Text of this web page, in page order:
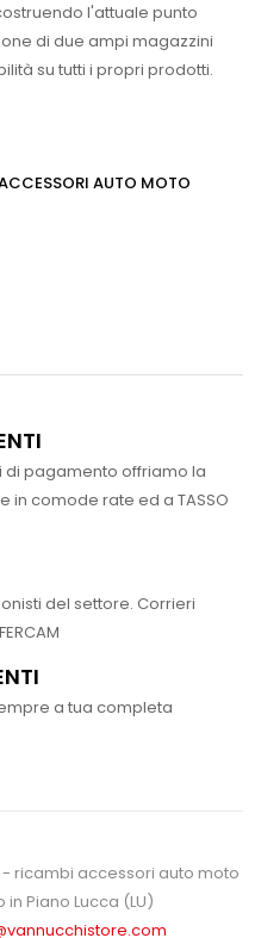
l'attuale punto
di due ampi magazzini
su tutti i propri prodotti.
AUTO MOTO
di pagamento offriamo la
in comode rate ed a TASSO
del settore. Corrieri
a tua completa
ricambi accessori auto moto
Piano Lucca (LU)